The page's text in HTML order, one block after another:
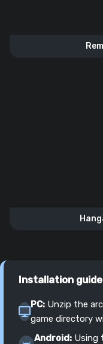
Installation guide
PC: Unzip the
game directory
Android: Using